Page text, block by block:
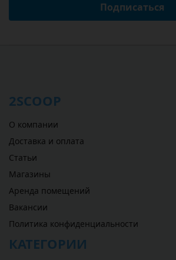
Подписаться
2SCOOP
О компании
Доставка и оплата
Статьи
Магазины
Аренда помещений
Вакансии
Политика конфиденциальности
КАТЕГОРИИ